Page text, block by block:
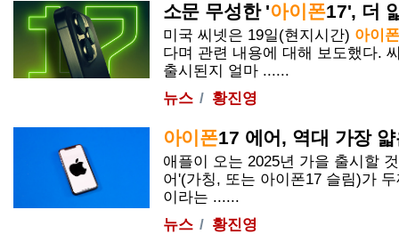
소문 무성한 '아이폰17', 더
미국 씨넷은 19일(현지시간) 아이폰
다며 관련 내용에 대해 보도했다.
출시된지 얼마 ......
뉴스
황진영
아이폰17 에어, 역대 가장
애플이 오는 2025년 가을 출시할
어'(가칭, 또는 아이폰17 슬림)가
이라는 ......
뉴스
황진영